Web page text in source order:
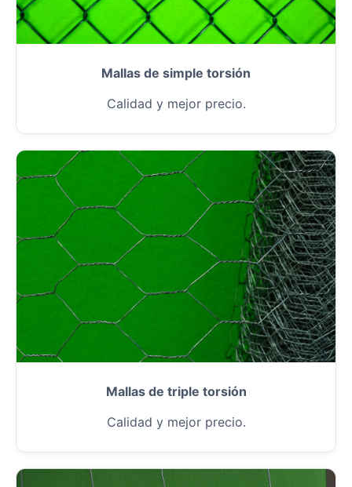
Mallas de simple torsión
Calidad y mejor precio.
Mallas de triple torsión
Calidad y mejor precio.